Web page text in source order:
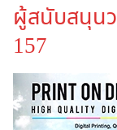
ผู้สนับสนุน
157